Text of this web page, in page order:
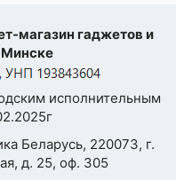
магазин гаджетов и
Минске
исполнительным
Беларусь, 220073, г.
д. 25, оф. 305